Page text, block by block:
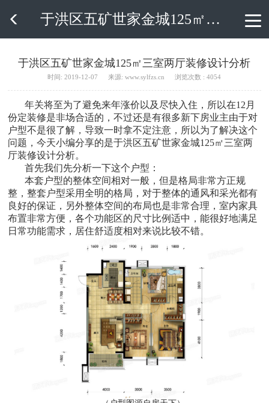
 于洪区五矿世家金城125㎡三室两厅装修设计分析
于洪区五矿世家金城125㎡三室两厅装修设计分析
时间: 2019-12-07 来源: www.sylfzs.cn 浏览次数 : 4054
年关将至为了避免来年涨价以及尽快入住，所以在12月
份定装修是非场合适的，不过还是有很多新下房业主由于对
户型不是很了解，导致一时拿不定注意，所以为了解决这个
问题，今天小编分享的是于洪区五矿世家金城125㎡三室两
厅装修设计分析。
首先我们先分析一下这个户型：
本套户型的整体空间相对一般，但是格局非常方正规
整，整套户型采用全明的格局，对于整体的通风和采光都有
良好的保证，另外整体空间的布局也是非常合理，室内家具
布置非常方便，各个功能区的尺寸比例适中，能很好地满足
日常功能需求，居住舒适度相对来说比较不错。